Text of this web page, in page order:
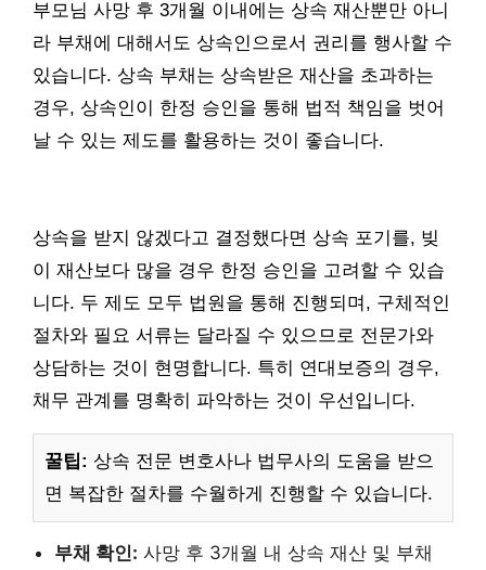
부모님 사망 후 3개월 이내에는 상속 재산뿐만 아니
라 부채에 대해서도 상속인으로서 권리를 행사할 수
있습니다. 상속 부채는 상속받은 재산을 초과하는
경우, 상속인이 한정 승인을 통해 법적 책임을 벗어
날 수 있는 제도를 활용하는 것이 좋습니다.
상속을 받지 않겠다고 결정했다면 상속 포기를, 빚
이 재산보다 많을 경우 한정 승인을 고려할 수 있습
니다. 두 제도 모두 법원을 통해 진행되며, 구체적인
절차와 필요 서류는 달라질 수 있으므로 전문가와
상담하는 것이 현명합니다. 특히 연대보증의 경우,
채무 관계를 명확히 파악하는 것이 우선입니다.
꿀팁: 상속 전문 변호사나 법무사의 도움을 받으
면 복잡한 절차를 수월하게 진행할 수 있습니다.
부채 확인: 사망 후 3개월 내 상속 재산 및 부채